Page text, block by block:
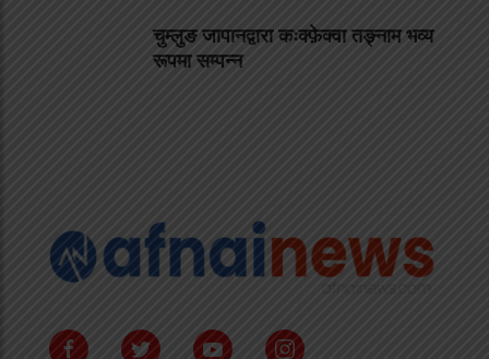
चुम्लुङ जापानद्वारा कःक्फ़ेक्वा तङ्नाम भव्य
रूपमा सम्पन्न